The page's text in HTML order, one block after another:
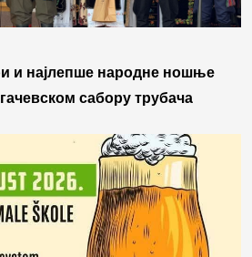
и најлепше народне ношње
сабору трубача